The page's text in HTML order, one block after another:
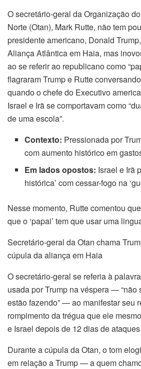
O secretário-geral da Organização
Norte (Otan), Mark Rutte, não tem
presidente americano, Donald
Aliança Atlântica em Haia, mas
ao se referir ao republicano como
flagraram Trump e Rutte
quando o chefe do Executivo
Israel e Irã se comportavam como
de uma escola”.
Contexto: Pressionada por
com aumento histórico em
Em lados opostos: Israel e Irã
histórica’ com cessar-fogo na
Nesse momento, Rutte comentou
que o ‘papai’ tem que usar uma
Secretário-geral da Otan chama
cúpula da aliança em Haia
O secretário-geral se referia à
usada por Trump na véspera — “não
estão fazendo” — ao manifestar seu
rompimento da trégua que ele
e Israel depois de 12 dias de
Durante a cúpula da Otan, o tom
em relação a Trump — a quem